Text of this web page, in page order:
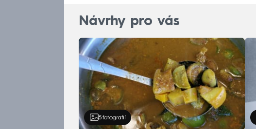
Návrhy pro vás
5 fotografií